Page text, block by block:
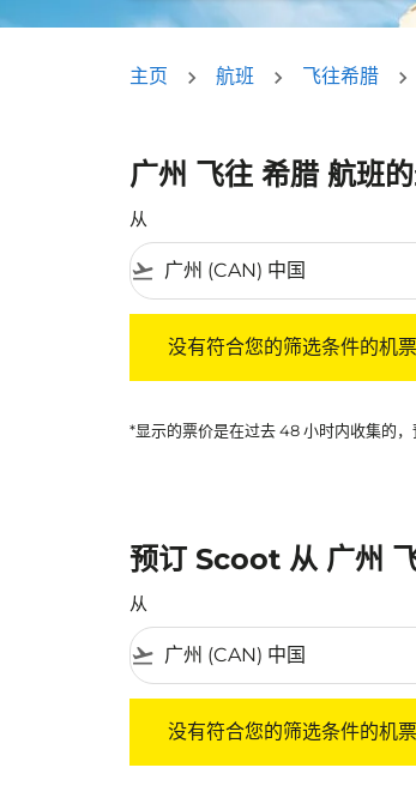
主页 航班 飞往希腊
广州 飞往 希腊 航班
从
flight_takeoff
没有符合您的筛选条件的机
*显示的票价是在过去 48 小时内收集的
预订 Scoot 从 广州
从
flight_takeoff
没有符合您的筛选条件的机